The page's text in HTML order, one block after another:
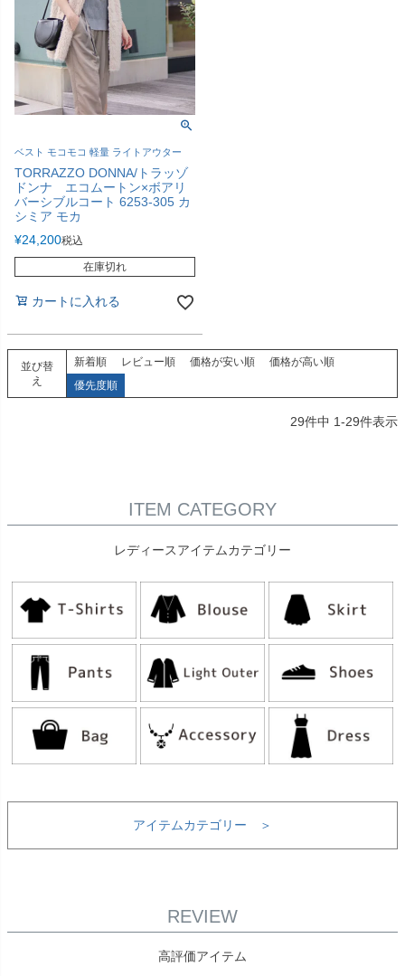
ベスト モコモコ 軽量 ライトアウター
TORRAZZO DONNA/トラッゾ
ドンナ エコムートン×ボアリ
バーシブルコート 6253-305 カ
シミア モカ
¥24,200税込
在庫切れ
カートに入れる
並び替
え
新着順 レビュー順 価格が安い順
価格が高い順
優先度順
29件中 1-29件表示
ITEM CATEGORY
レディースアイテムカテゴリー
アイテムカテゴリー ＞
REVIEW
高評価アイテム